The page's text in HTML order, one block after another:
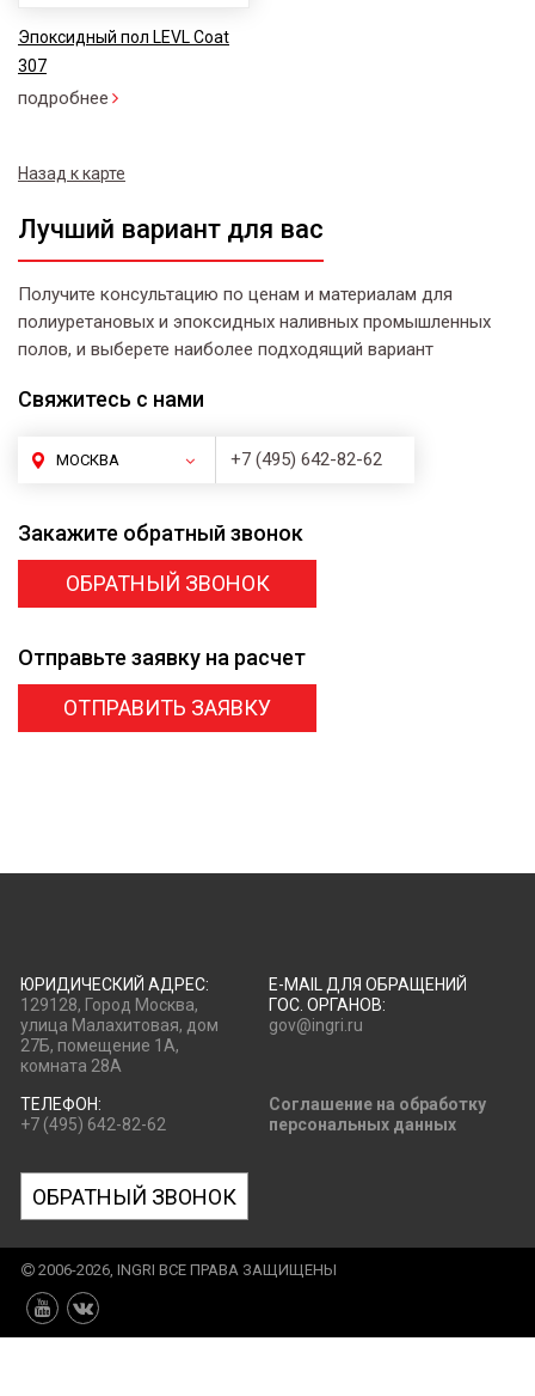
Эпоксидный пол LEVL Coat
307
подробнее
Назад к карте
Лучший вариант для вас
Получите консультацию по ценам и материалам для
полиуретановых и эпоксидных наливных промышленных
полов, и выберете наиболее подходящий вариант
Свяжитесь с нами
МОСКВА +7 (495) 642-82-62
Закажите обратный звонок
ОБРАТНЫЙ ЗВОНОК
Отправьте заявку на расчет
ОТПРАВИТЬ ЗАЯВКУ
ЮРИДИЧЕСКИЙ АДРЕС:
129128, Город Москва,
улица Малахитовая, дом
27Б, помещение 1А,
комната 28А
E-MAIL ДЛЯ ОБРАЩЕНИЙ
ГОС. ОРГАНОВ:
gov@ingri.ru
ТЕЛЕФОН:
+7 (495) 642-82-62
Соглашение на обработку
персональных данных
ОБРАТНЫЙ ЗВОНОК
2006-2026, INGRI ВСЕ ПРАВА ЗАЩИЩЕНЫ